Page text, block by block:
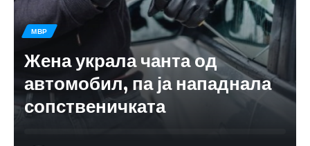
МВР
Жена украла чанта од
автомобил, па ја нападнала
сопственичката